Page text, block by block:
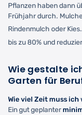
Pflanzen haben dann
Frühjahr durch.
Rindenmulch oder
bis zu 80% und
Wie gestalte
Garten für
Wie viel Zeit muss
Ein gut geplanter